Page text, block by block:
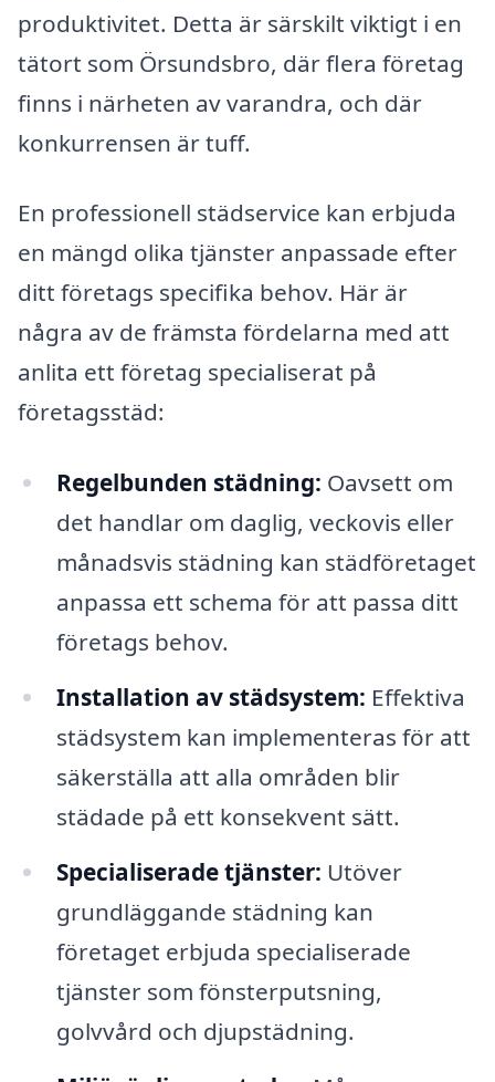
produktivitet. Detta är särskilt viktigt i en
tätort som Örsundsbro, där flera företag
finns i närheten av varandra, och där
konkurrensen är tuff.
En professionell städservice kan erbjuda
en mängd olika tjänster anpassade efter
ditt företags specifika behov. Här är
några av de främsta fördelarna med att
anlita ett företag specialiserat på
företagsstäd:
Regelbunden städning: Oavsett om
det handlar om daglig, veckovis eller
månadsvis städning kan städföretaget
anpassa ett schema för att passa ditt
företags behov.
Installation av städsystem: Effektiva
städsystem kan implementeras för att
säkerställa att alla områden blir
städade på ett konsekvent sätt.
Specialiserade tjänster: Utöver
grundläggande städning kan
företaget erbjuda specialiserade
tjänster som fönsterputsning,
golvvård och djupstädning.